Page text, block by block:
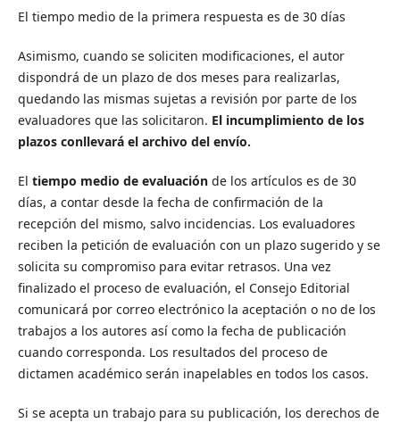
El tiempo medio de la primera respuesta es de 30 días
Asimismo, cuando se soliciten modificaciones, el autor
dispondrá de un plazo de dos meses para realizarlas,
quedando las mismas sujetas a revisión por parte de los
evaluadores que las solicitaron. El incumplimiento de los
plazos conllevará el archivo del envío.
El tiempo medio de evaluaciónde los artículos es de 30
días, a contar desde la fecha de confirmación de la
recepción del mismo, salvo incidencias. Los evaluadores
reciben la petición de evaluación con un plazo sugerido y se
solicita su compromiso para evitar retrasos. Una vez
finalizado el proceso de evaluación, el Consejo Editorial
comunicará por correo electrónico la aceptación o no de los
trabajos a los autores así como la fecha de publicación
cuando corresponda. Los resultados del proceso de
dictamen académico serán inapelables en todos los casos.
Si se acepta un trabajo para su publicación, los derechos de